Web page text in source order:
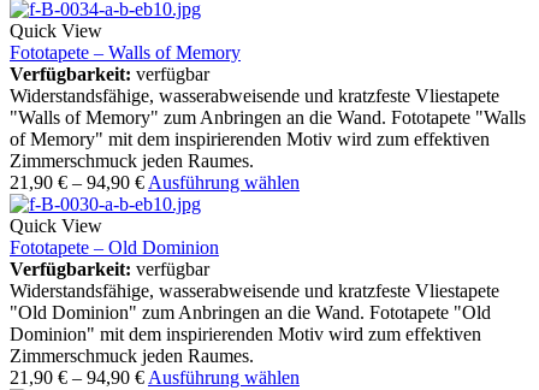
Quick View
Fototapete – Walls of Memory
Verfügbarkeit: verfügbar
Widerstandsfähige, wasserabweisende und kratzfeste Vliestapete
"Walls of Memory" zum Anbringen an die Wand. Fototapete "Walls
of Memory" mit dem inspirierenden Motiv wird zum effektiven
Zimmerschmuck jeden Raumes.
21,90 € – 94,90 € Ausführung wählen
Quick View
Fototapete – Old Dominion
Verfügbarkeit: verfügbar
Widerstandsfähige, wasserabweisende und kratzfeste Vliestapete
"Old Dominion" zum Anbringen an die Wand. Fototapete "Old
Dominion" mit dem inspirierenden Motiv wird zum effektiven
Zimmerschmuck jeden Raumes.
21,90 € – 94,90 € Ausführung wählen